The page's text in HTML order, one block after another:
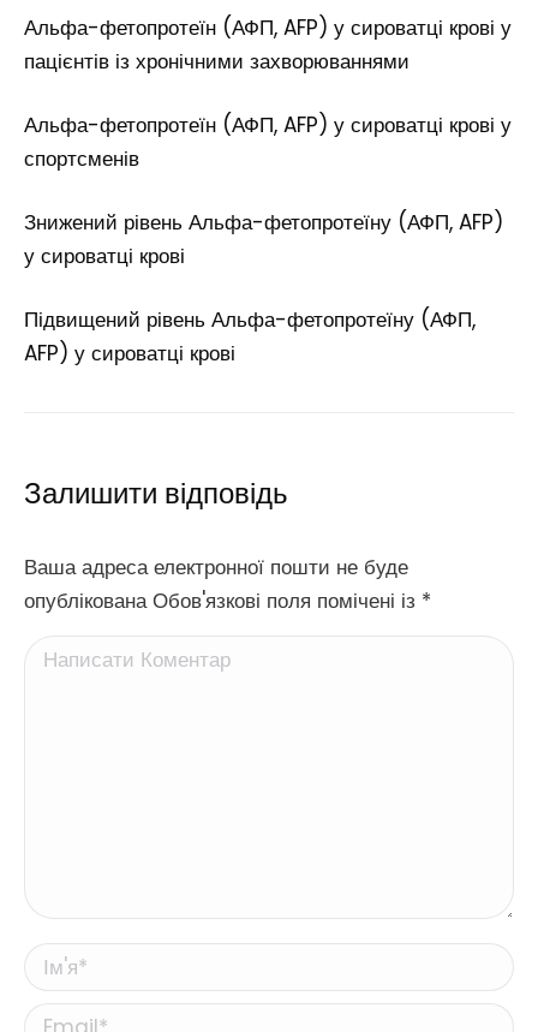
Альфа-фетопротеїн (АФП, AFP) у сироватці крові у
пацієнтів із хронічними захворюваннями
Альфа-фетопротеїн (АФП, AFP) у сироватці крові у
спортсменів
Знижений рівень Альфа-фетопротеїну (АФП, AFP)
у сироватці крові
Підвищений рівень Альфа-фетопротеїну (АФП,
AFP) у сироватці крові
Залишити відповідь
Ваша адреса електронної пошти не буде
опублікована Обов'язкові поля помічені із *
Написати Коментар
Ім'я *
Email *